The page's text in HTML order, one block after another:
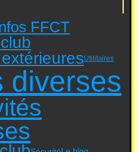
FFCT
Utilitaires
diverses